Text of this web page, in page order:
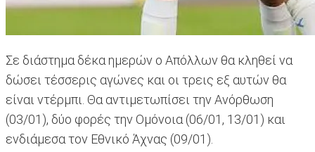
Σε διάστημα δέκα ημερών ο Απόλλων θα κληθεί να
δώσει τέσσερις αγώνες και οι τρεις εξ αυτών θα
είναι ντέρμπι. Θα αντιμετωπίσει την Ανόρθωση
(03/01), δύο φορές την Ομόνοια (06/01, 13/01) και
ενδιάμεσα τον Εθνικό Άχνας (09/01).